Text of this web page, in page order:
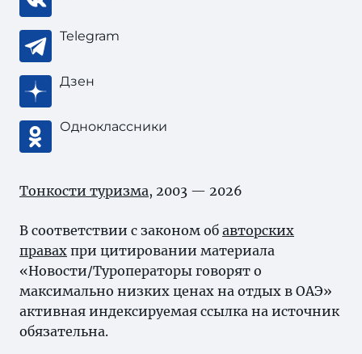
Telegram
Дзен
Одноклассники
Тонкости туризма, 2003 — 2026
В соответствии с законом об авторских
правах при цитировании материала
«Новости/Туроператоры говорят о
максимально низких ценах на отдых в ОАЭ»
активная индексируемая ссылка на источник
обязательна.